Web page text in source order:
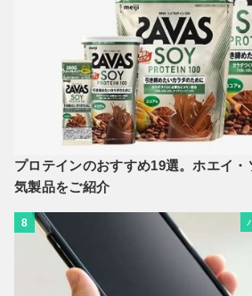
プロテインのおすすめ19選。ホエイ
気製品をご紹介
8